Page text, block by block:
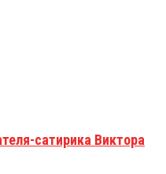
сатирика Виктора